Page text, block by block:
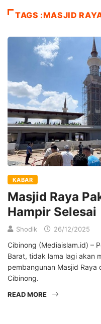
TAGS :MASJID
KABAR
Masjid Raya
Hampir Selesai
Shodik 26/12/2025
Cibinong (Mediaislam.id) –
Barat, tidak lama lagi akan
pembangunan Masjid Raya
Cibinong.
READ MORE